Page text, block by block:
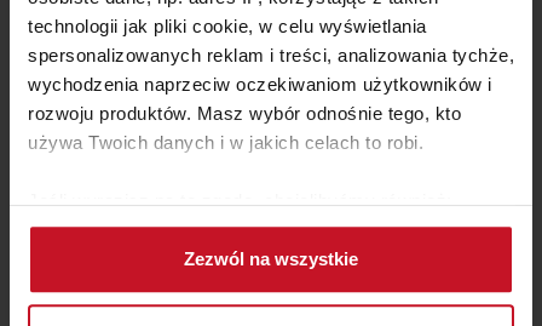
technologii jak pliki cookie, w celu wyświetlania
spersonalizowanych reklam i treści, analizowania tychże,
wychodzenia naprzeciw oczekiwaniom użytkowników i
rozwoju produktów. Masz wybór odnośnie tego, kto
używa Twoich danych i w jakich celach to robi.
Jeśli wyrazisz na to zgodę, chcielibyśmy również:
Gromadzić dane dotyczące Twojej lokalizacji
geograficznej z dokładnością nawet do kilku metrów
Identyfikować Twoje urządzenie, aktywnie
Zezwól na wszystkie
KOSZ NA BIELIZNĘ BO
LAUNDRY BIN
ZAPYTAJ O CENĘ W SALONIE